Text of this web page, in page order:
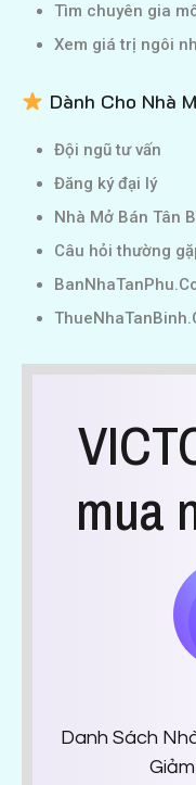
Tìm chuyên gia
Xem giá trị ngôi
Dành Cho Nhà
Đội ngũ tư vấn
Đăng ký đại lý
Nhà Mở Bán Tân
Câu hỏi thường
mua
Danh Sách